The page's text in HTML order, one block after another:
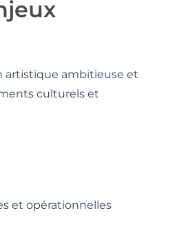
artistique ambitieuse et
culturels et
et opérationnelles